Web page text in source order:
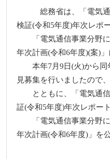
総務省は、「電気通
検証(令和5年度)年次レポ
「電気通信事業分野に
年次計画(令和6年度)(案)」
本年7月9日(火)から同
見募集を行いましたので
とともに、「電気通信
証(令和5年度)年次レポー
「電気通信事業分野に
年次計画(令和6年度)」を